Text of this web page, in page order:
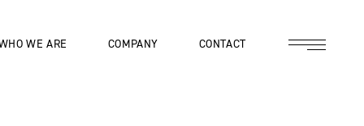
WE ARE COMPANY CONTACT